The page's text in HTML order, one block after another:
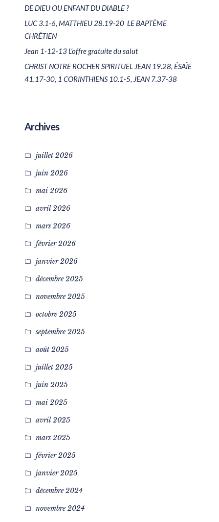
DE DIEU OU ENFANT DU DIABLE ?
LUC 3.1-6, MATTHIEU 28.19-20 LE BAPTÊME
CHRÉTIEN
Jean 1-12-13 L’offre gratuite du salut
CHRIST NOTRE ROCHER SPIRITUEL JEAN 19.28, ÉSAÏE
41.17-30, 1 CORINTHIENS 10.1-5, JEAN 7.37-38
Archives
juillet 2026
juin 2026
mai 2026
avril 2026
mars 2026
février 2026
janvier 2026
décembre 2025
novembre 2025
octobre 2025
septembre 2025
août 2025
juillet 2025
juin 2025
mai 2025
avril 2025
mars 2025
février 2025
janvier 2025
décembre 2024
novembre 2024